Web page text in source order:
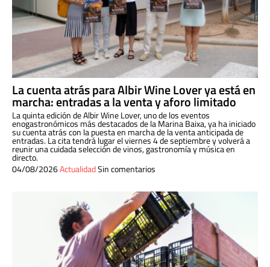
La cuenta atrás para Albir Wine Lover ya está en
marcha: entradas a la venta y aforo limitado
La quinta edición de Albir Wine Lover, uno de los eventos
enogastronómicos más destacados de la Marina Baixa, ya ha iniciado
su cuenta atrás con la puesta en marcha de la venta anticipada de
entradas. La cita tendrá lugar el viernes 4 de septiembre y volverá a
reunir una cuidada selección de vinos, gastronomía y música en
directo.
04/08/2026ActualidadSin comentarios